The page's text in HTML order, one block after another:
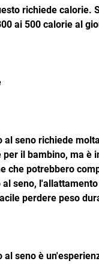
ai 500 calorie al
al seno richiede
il bambino, ma è
che potrebbero
al seno,
perdere peso
al seno è